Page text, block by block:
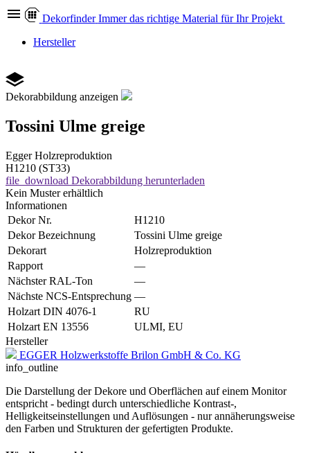
Dekorfinder Immer das richtige Material für Ihr Projekt
Hersteller
Dekorabbildung anzeigen
Tossini Ulme greige
Egger Holzreproduktion
H1210 (ST33)
file_download Dekorabbildung herunterladen
Kein Muster erhältlich
Informationen
Dekor Nr.
H1210
Dekor Bezeichnung
Tossini Ulme greige
Dekorart
Holzreproduktion
Rapport
—
Nächster RAL-Ton
—
Nächste NCS-Entsprechung —
Holzart DIN 4076-1
RU
Holzart EN 13556
ULMI, EU
Hersteller
EGGER Holzwerkstoffe Brilon GmbH & Co. KG
info_outline
Die Darstellung der Dekore und Oberflächen auf einem Monitor
entspricht - bedingt durch unterschiedliche Kontrast-,
Helligkeitseinstellungen und Auflösungen - nur annäherungsweise
den Farben und Strukturen der gefertigten Produkte.